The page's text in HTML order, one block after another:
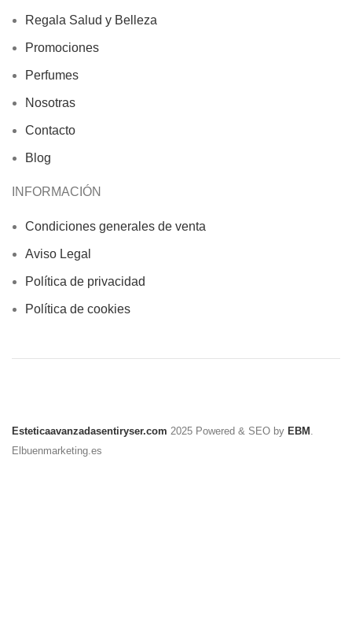
Regala Salud y Belleza
Promociones
Perfumes
Nosotras
Contacto
Blog
INFORMACIÓN
Condiciones generales de venta
Aviso Legal
Política de privacidad
Política de cookies
Esteticaavanzadasentiryser.com 2025 Powered & SEO by EBM
Elbuenmarketing.es